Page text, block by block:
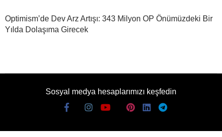
Optimism’de Dev Arz Artışı: 343 Milyon OP Önümüzdeki Bir
Yılda Dolaşıma Girecek
Sosyal medya hesaplarımızı keşfedin